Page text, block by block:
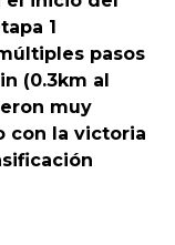
1
pasos
(0.3km al
muy
con la victoria